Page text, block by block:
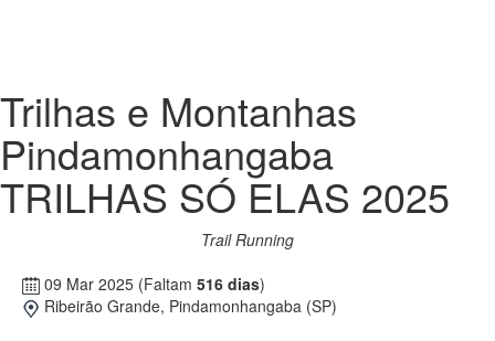
Trilhas e Montanhas
Pindamonhangaba
TRILHAS SÓ ELAS 2025
Trail Running
09 Mar 2025 (Faltam 516 dias)
Ribeirão Grande, Pindamonhangaba (SP)